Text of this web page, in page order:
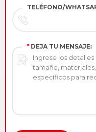
TELÉFONO/
* DEJA TU MENSAJE: